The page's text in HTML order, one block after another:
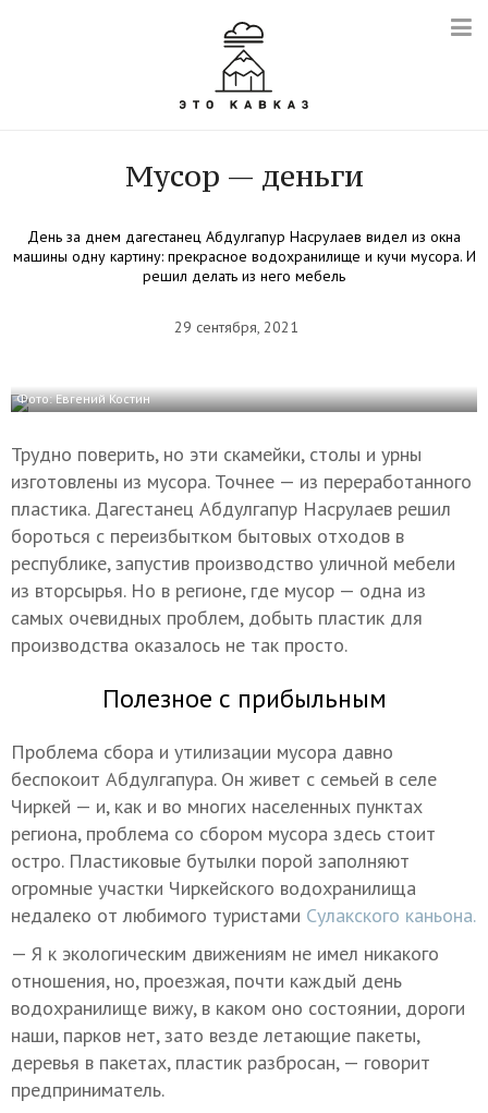
Мусор — деньги
День за днем дагестанец Абдулгапур Насрулаев видел из окна
машины одну картину: прекрасное водохранилище и кучи мусора. И
решил делать из него мебель
29 сентября, 2021
Фото: Евгений Костин
Трудно поверить, но эти скамейки, столы и урны
изготовлены из мусора. Точнее — из переработанного
пластика. Дагестанец Абдулгапур Насрулаев решил
бороться с переизбытком бытовых отходов в
республике, запустив производство уличной мебели
из вторсырья. Но в регионе, где мусор — одна из
самых очевидных проблем, добыть пластик для
производства оказалось не так просто.
Полезное с прибыльным
Проблема сбора и утилизации мусора давно
беспокоит Абдулгапура. Он живет с семьей в селе
Чиркей — и, как и во многих населенных пунктах
региона, проблема со сбором мусора здесь стоит
остро. Пластиковые бутылки порой заполняют
огромные участки Чиркейского водохранилища
недалеко от любимого туристами Сулакского каньона.
— Я к экологическим движениям не имел никакого
отношения, но, проезжая, почти каждый день
водохранилище вижу, в каком оно состоянии, дороги
наши, парков нет, зато везде летающие пакеты,
деревья в пакетах, пластик разбросан, — говорит
предприниматель.